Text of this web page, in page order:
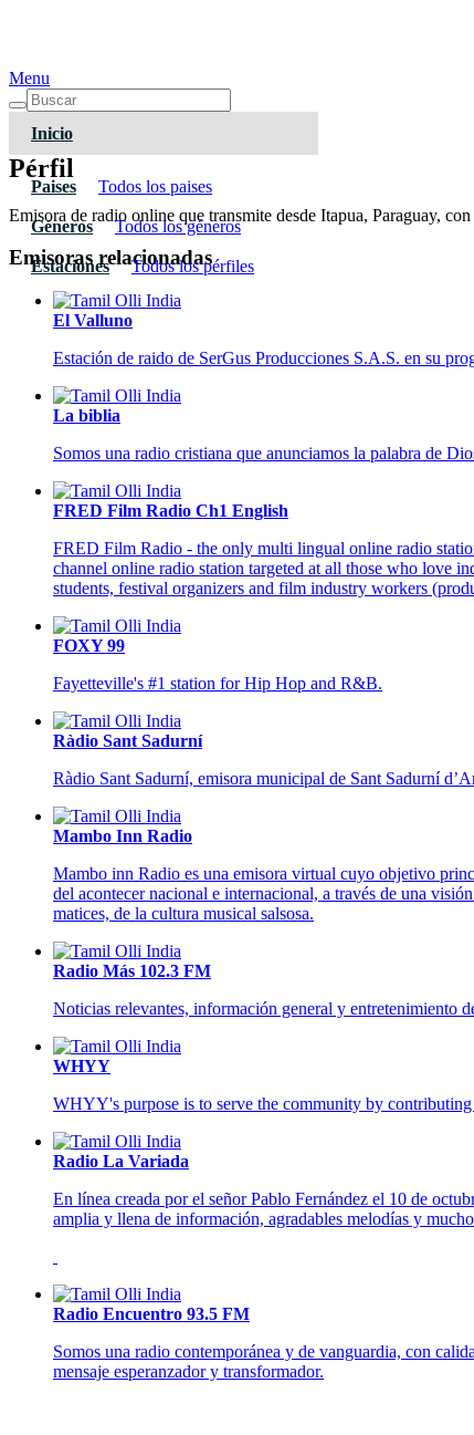
Menu
Inicio
Paises Todos los paises
Géneros Todos los géneros
Estaciones Todos los pérfiles
Pérfil
Emisora de radio online que transmite desde Itapua, Paraguay,
Emisoras relacionadas
El Valluno
Estación de raido de SerGus Producciones S.A.S. en su
La biblia
Somos una radio cristiana que anunciamos la palabra de
FRED Film Radio Ch1 English
FRED Film Radio - the only multi lingual online radio
channel online radio station targeted at all those who love
students, festival organizers and film industry workers
FOXY 99
Fayetteville's #1 station for Hip Hop and R&B.
Ràdio Sant Sadurní
Ràdio Sant Sadurní, emisora municipal de Sant Sadurní
Mambo Inn Radio
Mambo inn Radio es una emisora virtual cuyo objetivo
del acontecer nacional e internacional, a través de una
matices, de la cultura musical salsosa.
Radio Más 102.3 FM
Noticias relevantes, información general y entretenimiento
WHYY
WHYY's purpose is to serve the community by
Radio La Variada
En línea creada por el señor Pablo Fernández el 10 de
amplia y llena de información, agradables melodías y
Radio Encuentro 93.5 FM
Somos una radio contemporánea y de vanguardia, con
mensaje esperanzador y transformador.